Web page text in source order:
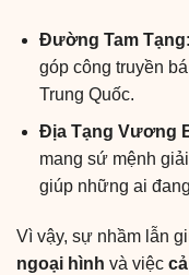
Đường Tam Tạng
góp công truyền
Trung Quốc.
Địa Tạng Vương
mang sứ mệnh
giúp những ai
Vì vậy, sự nhầm lẫn
ngoại hình và việc